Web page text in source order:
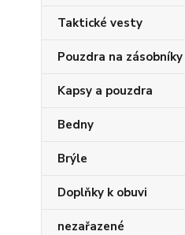
Taktické vesty
Pouzdra na zásobníky
Kapsy a pouzdra
Bedny
Brýle
Doplňky k obuvi
nezařazené